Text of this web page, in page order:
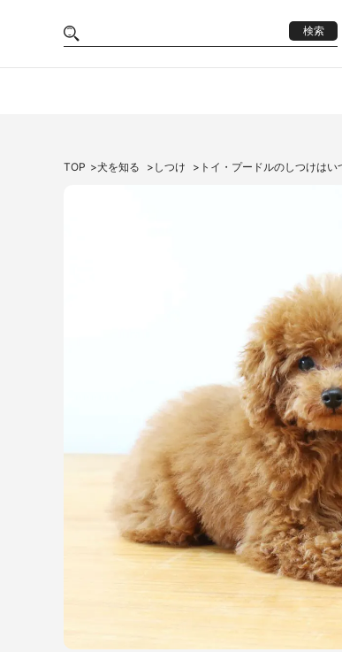
検索
TOP 犬を知る しつけ トイ・プードルのしつけは